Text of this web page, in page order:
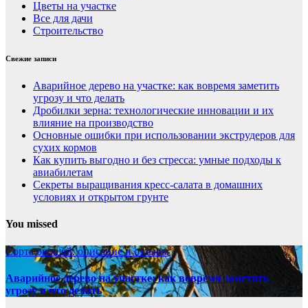
Цветы на участке
Все для дачи
Строительство
Свежие записи
Аварийное дерево на участке: как вовремя заметить
угрозу и что делать
Дробилки зерна: технологические инновации и их
влияние на производство
Основные ошибки при использовании экструдеров для
сухих кормов
Как купить выгодно и без стресса: умные подходы к
авиабилетам
Секреты выращивания кресс-салата в домашних
условиях и открытом грунте
You missed
Сорта овощей: описание и отзывы
Аварийное дерево на участке: как вовремя заметить
угрозу и что делать